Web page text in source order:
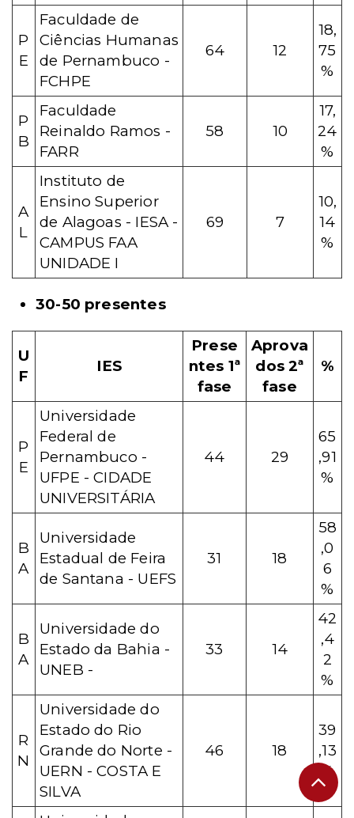
P
E
Faculdade de
Ciências Humanas
de Pernambuco -
FCHPE
64 12
18,
75
%
P
B
Faculdade
Reinaldo Ramos -
FARR
58 10
17,
24
%
A
L
Instituto de
Ensino Superior
de Alagoas - IESA -
CAMPUS FAA
UNIDADE I
69 7
10,
14
%
30-50 presentes
U
F
IES
Prese
ntes 1ª
fase
Aprova
dos 2ª
fase
%
P
E
Universidade
Federal de
Pernambuco -
UFPE - CIDADE
UNIVERSITÁRIA
44 29
65
,91
%
B
A
Universidade
Estadual de Feira
de Santana - UEFS
31 18
58
,0
6
%
B
A
Universidade do
Estado da Bahia -
UNEB -
33 14
42
,4
2
%
R
N
Universidade do
Estado do Rio
Grande do Norte -
UERN - COSTA E
SILVA
46 18
39
,13
%